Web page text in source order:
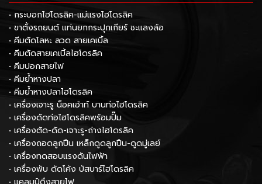
• กระบอกไฮโดรลิค-แม่แรงไฮโดรลิค
• ขาตั้งรถยนต์ แท่นยกกระปุกเกียร์ ชะแลงล้อ
• คีมตัดโลหะ ลวด สายเคเบิ้ล
• คีมตัดสายเคเบิ้ลไฮโดรลิค
• คีมปอกสายไฟ
• คีมย้ำหางปลา
• คีมย้ำหางปลาไฮโดรลิค
• เครื่องเจาะรู น็อคเอ้าท์ บานท่อไฮโดรลิค
• เครื่องดัดท่อไฮโดรลิคพร้อมปั๊ม
• เครื่องตัด-ดัด-เจาะรู-ถ่างไฮโดรลิค
• เครื่องถอดลูกปืน เหล็กดูดลูกปืน-ดูดมู่เลย์
• เครื่องทดสอบแรงดันไฟฟ้า
• เครื่องพับ ดัดโค้ง บัสบาร์ไฮโดรลิค